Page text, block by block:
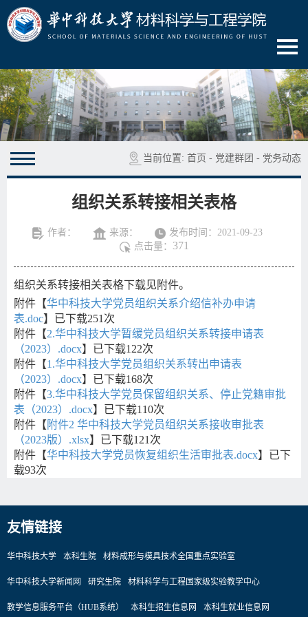
当前位置: 首页 - 党建群团 - 党务动态
组织关系转接相关表格
作者： 来源：
发布时间：2021-09-23
点击量： 371
组织关系转接相关表格下载见附件。
附件【华中科技大学党员组织关系介绍信补办申请
表.doc】已下载251 次
附件【2.华中科技大学暂缓党员组织关系转接申请表
（2023）.docx】已下载122次
附件【1.华中科技大学党员组织关系转出申请表
（2023）.docx】已下载168次
附件【3.华中科技大学党员保留组织关系、停止党籍审批
表（2023）.docx】已下载110次
附件【 附件2 华中科技大学党员组织关系接收审批表
（2023版）.xlsx】已下载121 次
附件【华中科技大学党员恢复组织生活审批表.docx】已下
载93次
友情链接
华中科技大学 本科生院 材料成形与模具技术全国重点实验室
华中科技大学新闻网 研究生院 材料科学与工程国家级实验教学中心
教学信息服务平台（HUB系统） 本科生招生信息网 本科生就业信息网